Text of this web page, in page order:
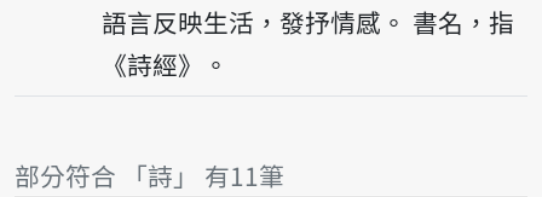
語言反映生活，發抒情感。 書名，指
《詩經》。
部分符合 「詩」 有11筆